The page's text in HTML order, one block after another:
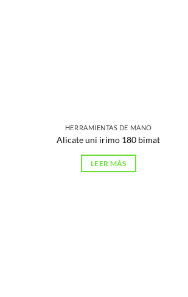
HERRAMIENTAS DE MANO
Alicate uni irimo 180 bimat
LEER MÁS